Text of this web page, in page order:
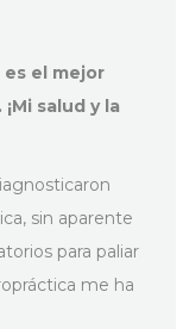
el mejor
salud y la
sin aparente
para paliar
me ha